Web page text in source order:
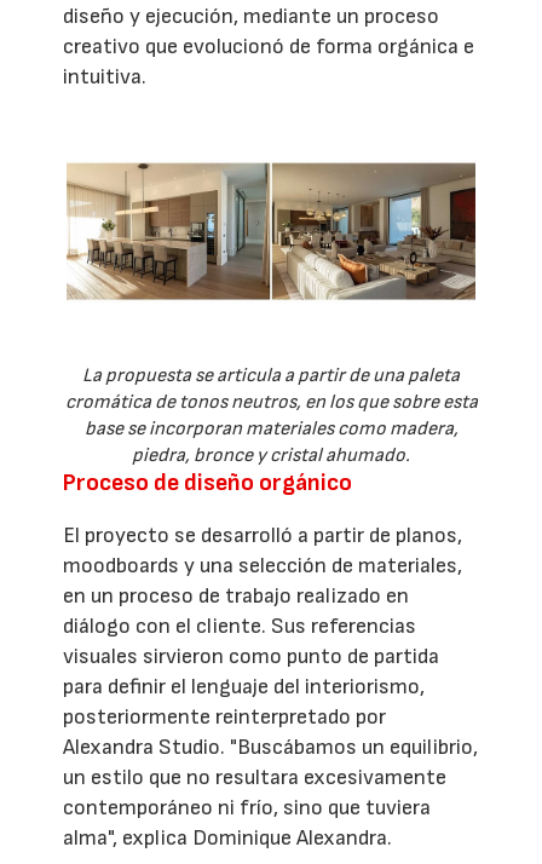
diseño y ejecución, mediante un proceso
creativo que evolucionó de forma orgánica e
intuitiva.
La propuesta se articula a partir de una paleta
cromática de tonos neutros, en los que sobre esta
base se incorporan materiales como madera,
piedra, bronce y cristal ahumado.
Proceso de diseño orgánico
El proyecto se desarrolló a partir de planos,
moodboards y una selección de materiales,
en un proceso de trabajo realizado en
diálogo con el cliente. Sus referencias
visuales sirvieron como punto de partida
para definir el lenguaje del interiorismo,
posteriormente reinterpretado por
Alexandra Studio. "Buscábamos un equilibrio,
un estilo que no resultara excesivamente
contemporáneo ni frío, sino que tuviera
alma", explica Dominique Alexandra.